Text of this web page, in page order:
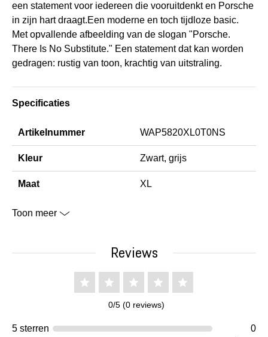
een statement voor iedereen die vooruitdenkt en Porsche
in zijn hart draagt.Een moderne en toch tijdloze basic.
Met opvallende afbeelding van de slogan "Porsche.
There Is No Substitute." Een statement dat kan worden
gedragen: rustig van toon, krachtig van uitstraling.
Specificaties
Artikelnummer WAP5820XL0T0NS
Kleur Zwart, grijs
Maat XL
Toon meer
Reviews
0/5 (0 reviews)
5 sterren
0